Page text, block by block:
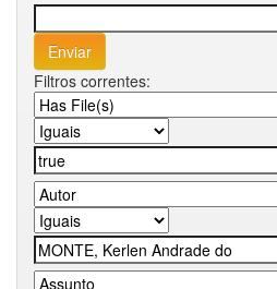
Filtros correntes: